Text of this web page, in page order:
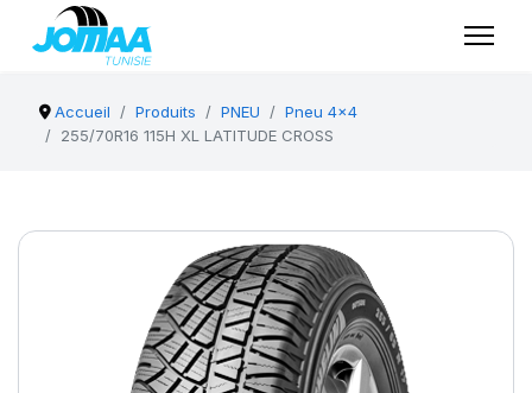
Accueil Produits PNEU
Pneu 4x4
255/70R16 115H XL LATITUDE CROSS